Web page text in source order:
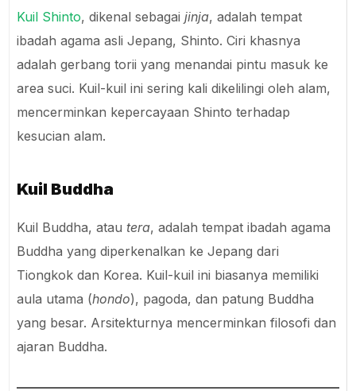
Kuil Shinto, dikenal sebagaijinja, adalah tempat
ibadah agama asli Jepang, Shinto. Ciri khasnya
adalah gerbang torii yang menandai pintu masuk ke
area suci. Kuil-kuil ini sering kali dikelilingi oleh alam,
mencerminkan kepercayaan Shinto terhadap
kesucian alam.
Kuil Buddha
Kuil Buddha, atautera, adalah tempat ibadah agama
Buddha yang diperkenalkan ke Jepang dari
Tiongkok dan Korea. Kuil-kuil ini biasanya memiliki
aula utama (hondo), pagoda, dan patung Buddha
yang besar. Arsitekturnya mencerminkan filosofi dan
ajaran Buddha.